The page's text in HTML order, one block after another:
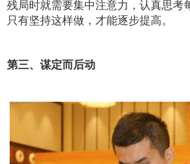
残局时就需要集中注意力，认真思考
只有坚持这样做，才能逐步提高。
第三、谋定而后动